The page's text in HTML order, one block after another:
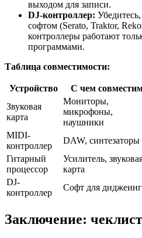
выходом для записи.
DJ-контроллер:
софтом (Serato, Traktor,
контроллеры работают
программами.
Таблица совместимости:
Устройство С чем
Звуковая
карта
Мониторы,
микрофоны,
наушники
MIDI-
контроллер
DAW, синтезаторы
Гитарный
процессор
Усилитель,
карта
DJ-
контроллер
Софт для
Заключение: